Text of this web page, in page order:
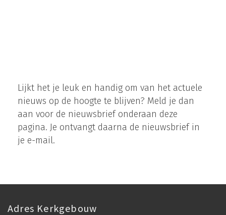
Lijkt het je leuk en handig om van het actuele
nieuws op de hoogte te blijven? Meld je dan
aan voor de nieuwsbrief onderaan deze
pagina. Je ontvangt daarna de nieuwsbrief in
je e-mail.
Adres Kerkgebouw